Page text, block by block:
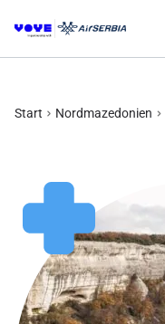
Start Nordmazedonien